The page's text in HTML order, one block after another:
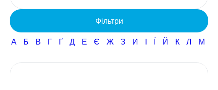
Кар'єра Фільтри
А Б В Г Ґ Д Е Є Ж З И І Ї Й К Л М